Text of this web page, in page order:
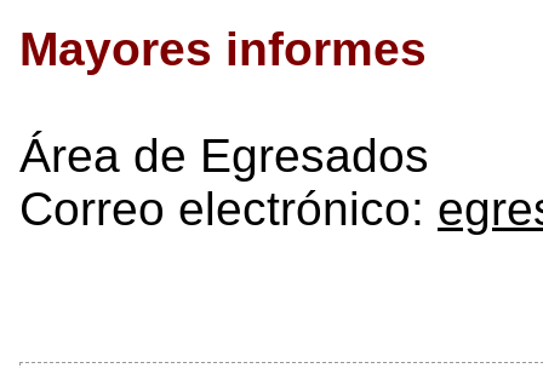
Mayores informes
Área de Egresados
Correo electrónico: